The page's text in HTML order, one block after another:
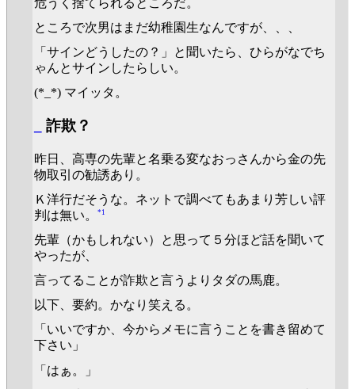
ところで次男はまだ幼稚園生なんですが、、、
「サインどうしたの？」と聞いたら、ひらがなでち
ゃんとサインしたらしい。
(*_*) マイッタ。
詐欺？
昨日、高専の先輩と名乗る変なおっさんから金の先
物取引の勧誘あり。
Ｋ洋行だそうな。ネットで調べてもあまり芳しい評
判は無い。
*1
先輩（かもしれない）と思って５分ほど話を聞いて
やったが、
言ってることが詐欺と言うよりタダの馬鹿。
以下、要約。かなり笑える。
「いいですか、今からメモに言うことを書き留めて
下さい」
「はぁ。」